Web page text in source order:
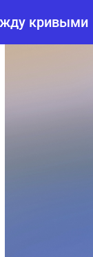
кривыми